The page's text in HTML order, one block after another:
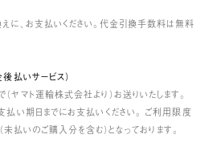
に、お支払いください。代金引換手数料は無料
払いサービス）
マト運輸株式会社より）お送りいたします。
払い期日までにお支払いください。 ご利用限度
払いのご購入分を含む）となっております。